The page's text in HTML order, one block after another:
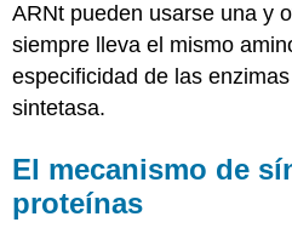
ARNt pueden usarse una y
siempre lleva el mismo
especificidad de las
sintetasa.
El mecanismo de
proteínas